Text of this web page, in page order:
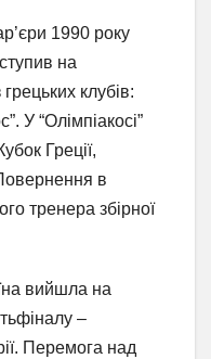
1990 року
на
клубів:
У “Олімпіакосі”
Греції,
в
тренера збірної
вийшла на
–
Перемога над